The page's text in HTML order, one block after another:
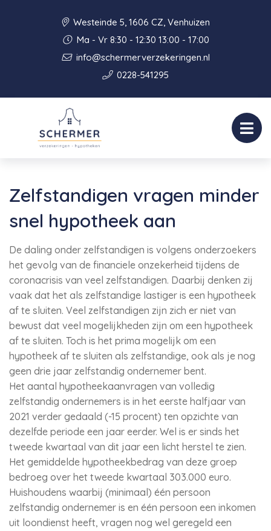
Westeinde 5, 1606 CZ, Venhuizen
Ma - Vr 8:30 - 12:30 13:00 - 17:00
info@schermerverzekeringen.nl
0228-541295
Zelfstandigen vragen minder
snel hypotheek aan
De daling onder zelfstandigen is volgens onderzoekers
het gevolg van de financiele onzekerheid tijdens de
coronacrisis van veel zelfstandigen. Daarbij denken zij
vaak dat het als zelfstandige lastiger is een hypotheek
af te sluiten. Veel zelfstandigen zijn zich er niet van
bewust dat veel mogelijkheden zijn om een hypotheek
af te sluiten. Toch is het prima mogelijk om een
hypotheek af te sluiten als zelfstandige, ook als je nog
geen drie jaar zelfstandig ondernemer bent.
Het aantal hypotheekaanvragen van volledig
zelfstandig ondernemers is in het eerste halfjaar van
2021 verder gedaald (-15 procent) ten opzichte van
dezelfde periode een jaar eerder. Wel is er sinds het
tweede kwartaal van dit jaar een licht herstel te zien.
Het gemiddelde hypotheekbedrag van deze groep
bedroeg over het tweede kwartaal 303.000 euro.
Huishoudens waarbij (minimaal) één persoon
zelfstandig ondernemer is en één persoon een inkomen
uit loondienst heeft, vragen nog wel geregeld een